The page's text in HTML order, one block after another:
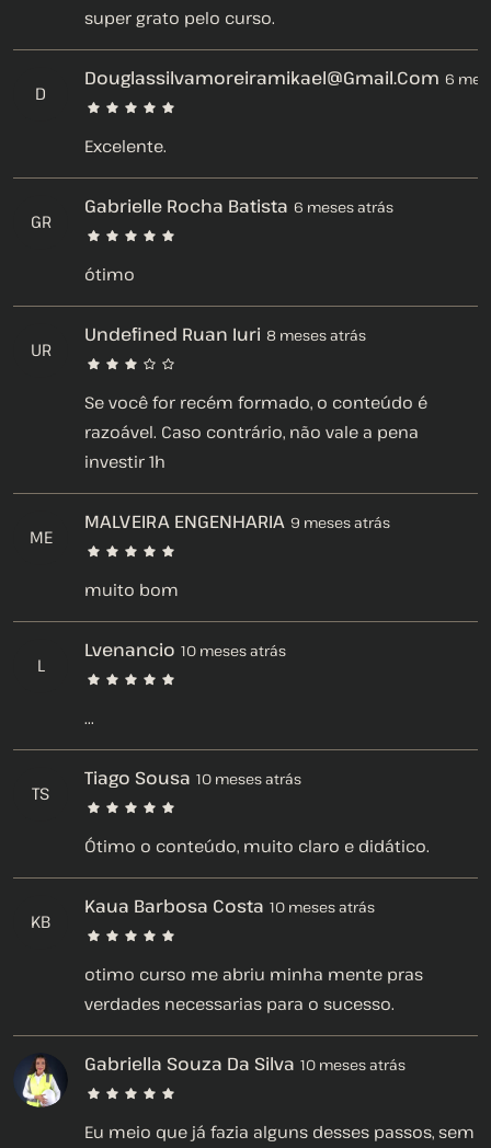
super grato pelo curso.
D
Douglassilvamoreiramikael@gmail.com 6
Excelente.
GR
Gabrielle Rocha Batista 6 meses atrás
ótimo
UR
Undefined Ruan Iuri 8 meses atrás
Se você for recém formado, o conteúdo é
razoável. Caso contrário, não vale a pena
investir 1h
ME
MALVEIRA ENGENHARIA 9 meses atrás
muito bom
L
Lvenancio 10 meses atrás
...
TS
Tiago Sousa 10 meses atrás
Ótimo o conteúdo, muito claro e didático.
KB
Kaua Barbosa Costa 10 meses atrás
otimo curso me abriu minha mente pras
verdades necessarias para o sucesso.
Gabriella Souza Da Silva 10 meses atrás
Eu meio que já fazia alguns desses passos, sem